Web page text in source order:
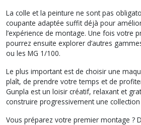
La colle et la peinture ne sont pas
coupante adaptée suffit déjà pour
l’expérience de montage. Une fois votre
pourrez ensuite explorer d’autres
ou les MG 1/100.
Le plus important est de choisir une
plaît, de prendre votre temps et de
Gunpla est un loisir créatif, relaxant et
construire progressivement une
Vous préparez votre premier montage ?